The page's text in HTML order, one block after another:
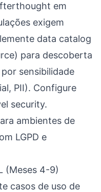
em
exigem
data catalog
para descoberta
sensibilidade
PII). Configure
security.
ambientes de
LGPD e
(Meses 4-9)
casos de uso de